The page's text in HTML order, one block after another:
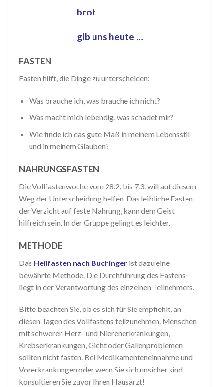
brot
gib uns heute …
FASTEN
Fasten hilft, die Dinge zu unterscheiden:
Was brauche ich, was brauche ich nicht?
Was macht mich lebendig, was schadet mir?
Wie finde ich das gute Maß in meinem Lebensstil
und in meinem Glauben?
NAHRUNGSFASTEN
Die Vollfastenwoche vom 28.2. bis 7.3. will auf diesem
Weg der Unterscheidung helfen. Das leibliche Fasten,
der Verzicht auf feste Nahrung, kann dem Geist
hilfreich sein. In der Gruppe gelingt es leichter.
METHODE
Das Heilfasten nach Buchinger ist dazu eine
bewährte Methode. Die Durchführung des Fastens
liegt in der Verantwortung des einzelnen Teilnehmers.
Bitte beachten Sie, ob es sich für Sie empfiehlt, an
diesen Tagen des Vollfastens teilzunehmen. Menschen
mit schweren Herz- und Nierenerkrankungen,
Krebserkrankungen, Gicht oder Gallenproblemen
sollten nicht fasten. Bei Medikamenteneinnahme und
Vorerkrankungen oder wenn Sie sich unsicher sind,
konsultieren Sie zuvor Ihren Hausarzt!